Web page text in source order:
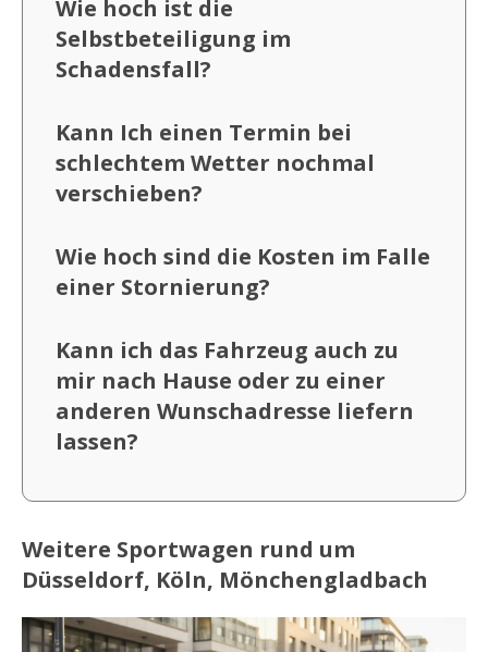
Wie hoch ist die
Selbstbeteiligung im
Schadensfall?
Kann Ich einen Termin bei
schlechtem Wetter nochmal
verschieben?
Wie hoch sind die Kosten im Falle
einer Stornierung?
Kann ich das Fahrzeug auch zu
mir nach Hause oder zu einer
anderen Wunschadresse liefern
lassen?
Weitere Sportwagen rund um
Düsseldorf, Köln, Mönchengladbach